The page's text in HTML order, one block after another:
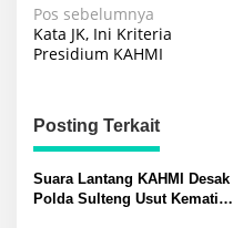
Navigasi
pos
Pos sebelumnya
Kata JK, Ini Kriteria
Presidium KAHMI
Posting Terkait
Suara Lantang KAHMI Desak
Polda Sulteng Usut Kematian